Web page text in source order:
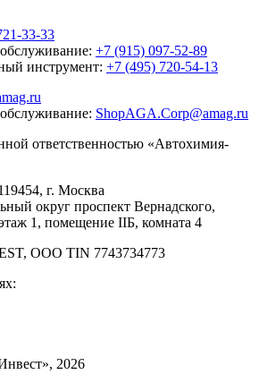
33-33
+7 (915) 097-52-89
инструмент: +7 (495) 720-54-13
ShopAGA.Corp@amag.ru
ответственностью «Автохимия-
г. Москва
округ проспект Вернадского,
1, помещение IIБ, комната 4
OOO TIN 7743734773
2026